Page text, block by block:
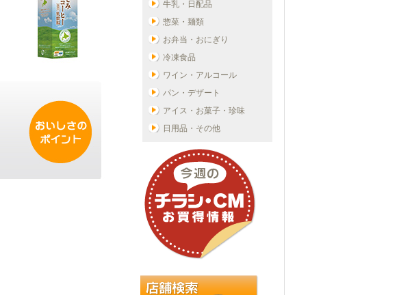
牛乳・日配品
惣菜・麺類
お弁当・おにぎり
冷凍食品
ワイン・アルコール
パン・デザート
アイス・お菓子・珍味
日用品・その他